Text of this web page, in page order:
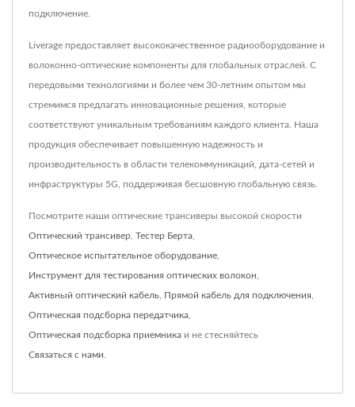
подключение.
Liverage предоставляет высококачественное радиооборудование и
волоконно-оптические компоненты для глобальных отраслей. С
передовыми технологиями и более чем 30-летним опытом мы
стремимся предлагать инновационные решения, которые
соответствуют уникальным требованиям каждого клиента. Наша
продукция обеспечивает повышенную надежность и
производительность в области телекоммуникаций, дата-сетей и
инфраструктуры 5G, поддерживая бесшовную глобальную связь.
Посмотрите наши оптические трансиверы высокой скорости
Оптический трансивер Тестер Берта
Оптическое испытательное оборудование
Инструмент для тестирования оптических волокон
Активный оптический кабель Прямой кабель для подключения
Оптическая подсборка передатчика
Оптическая подсборка приемника и не стесняйтесь
Связаться с нами